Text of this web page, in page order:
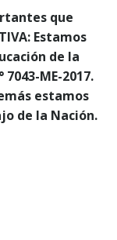
que
Estamos
de la
ME-2017.
estamos
de la Nación.